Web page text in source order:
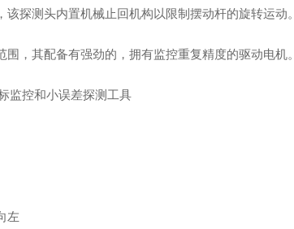
该探测头内置机械止回机构以限制摆动杆的旋转运动。
围，其配备有强劲的，拥有监控重复精度的驱动电机。
监控和小误差探测工具
左